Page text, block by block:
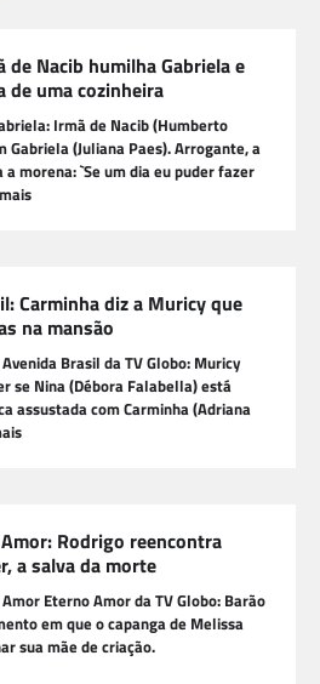
de Nacib humilha Gabriela e
de uma cozinheira
Irmã de Nacib (Humberto
Gabriela (Juliana Paes). Arrogante, a
morena: `Se um dia eu puder fazer
Carminha diz a Muricy que
na mansão
Brasil da TV Globo: Muricy
se Nina (Débora Falabella) está
assustada com Carminha (Adriana
Rodrigo reencontra
a salva da morte
Eterno Amor da TV Globo: Barão
em que o capanga de Melissa
sua mãe de criação.